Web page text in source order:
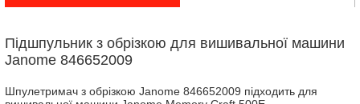
Підшпульник з обрізкою для вишивальної машини
Janome 846652009
Шпулетримач з обрізкою Janome 846652009 підходить для